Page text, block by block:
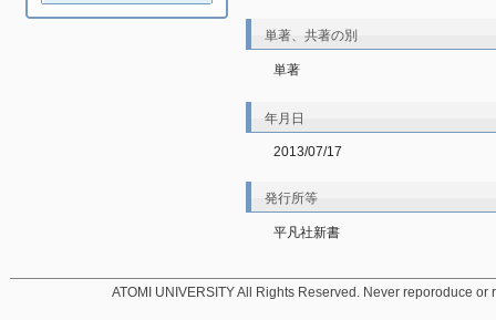
単著、共著の別
単著
年月日
2013/07/17
発行所等
平凡社新書